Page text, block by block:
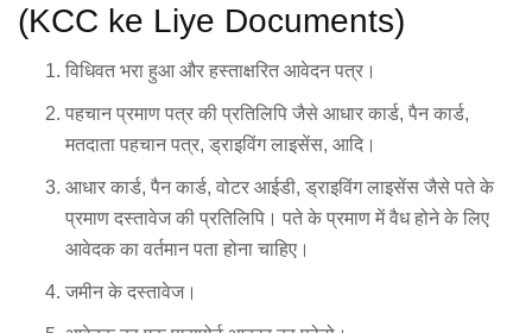
(KCC ke Liye Documents)
विधिवत भरा हुआ और हस्ताक्षरित आवेदन पत्र।
पहचान प्रमाण पत्र की प्रतिलिपि जैसे आधार कार्ड, पैन कार्ड,
मतदाता पहचान पत्र, ड्राइविंग लाइसेंस, आदि।
आधार कार्ड, पैन कार्ड, वोटर आईडी, ड्राइविंग लाइसेंस जैसे पते के
प्रमाण दस्तावेज की प्रतिलिपि। पते के प्रमाण में वैध होने के लिए
आवेदक का वर्तमान पता होना चाहिए।
जमीन के दस्तावेज।